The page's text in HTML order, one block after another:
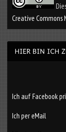
Creative
Ich auf Facebook
Ich per eMail